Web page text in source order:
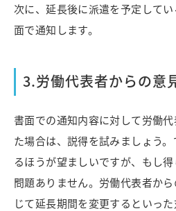
次に、延長後に派遣を予定して
面で通知します。
3.労働代表者からの意
書面での通知内容に対して労働
た場合は、説得を試みましょう
るほうが望ましいですが、もし
問題ありません。労働代表者か
じて延長期間を変更するといった